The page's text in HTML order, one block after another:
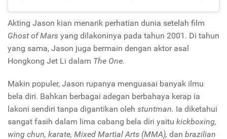
Akting Jason kian menarik perhatian dunia setelah film
Ghost of Mars yang dilakoninya pada tahun 2001. Di tahun
yang sama, Jason juga bermain dengan aktor asal
Hongkong Jet Li dalam The One.
Makin populer, Jason rupanya menguasai banyak ilmu
bela diri. Bahkan berbagai adegan berbahaya kerap ia
lakoni sendiri tanpa digantikan oleh stuntman. Ia diketahui
sangat fasih dalam lima cabang bela diri yaitu kickboxing,
wing chun, karate, Mixed Martial Arts (MMA), dan brazilian